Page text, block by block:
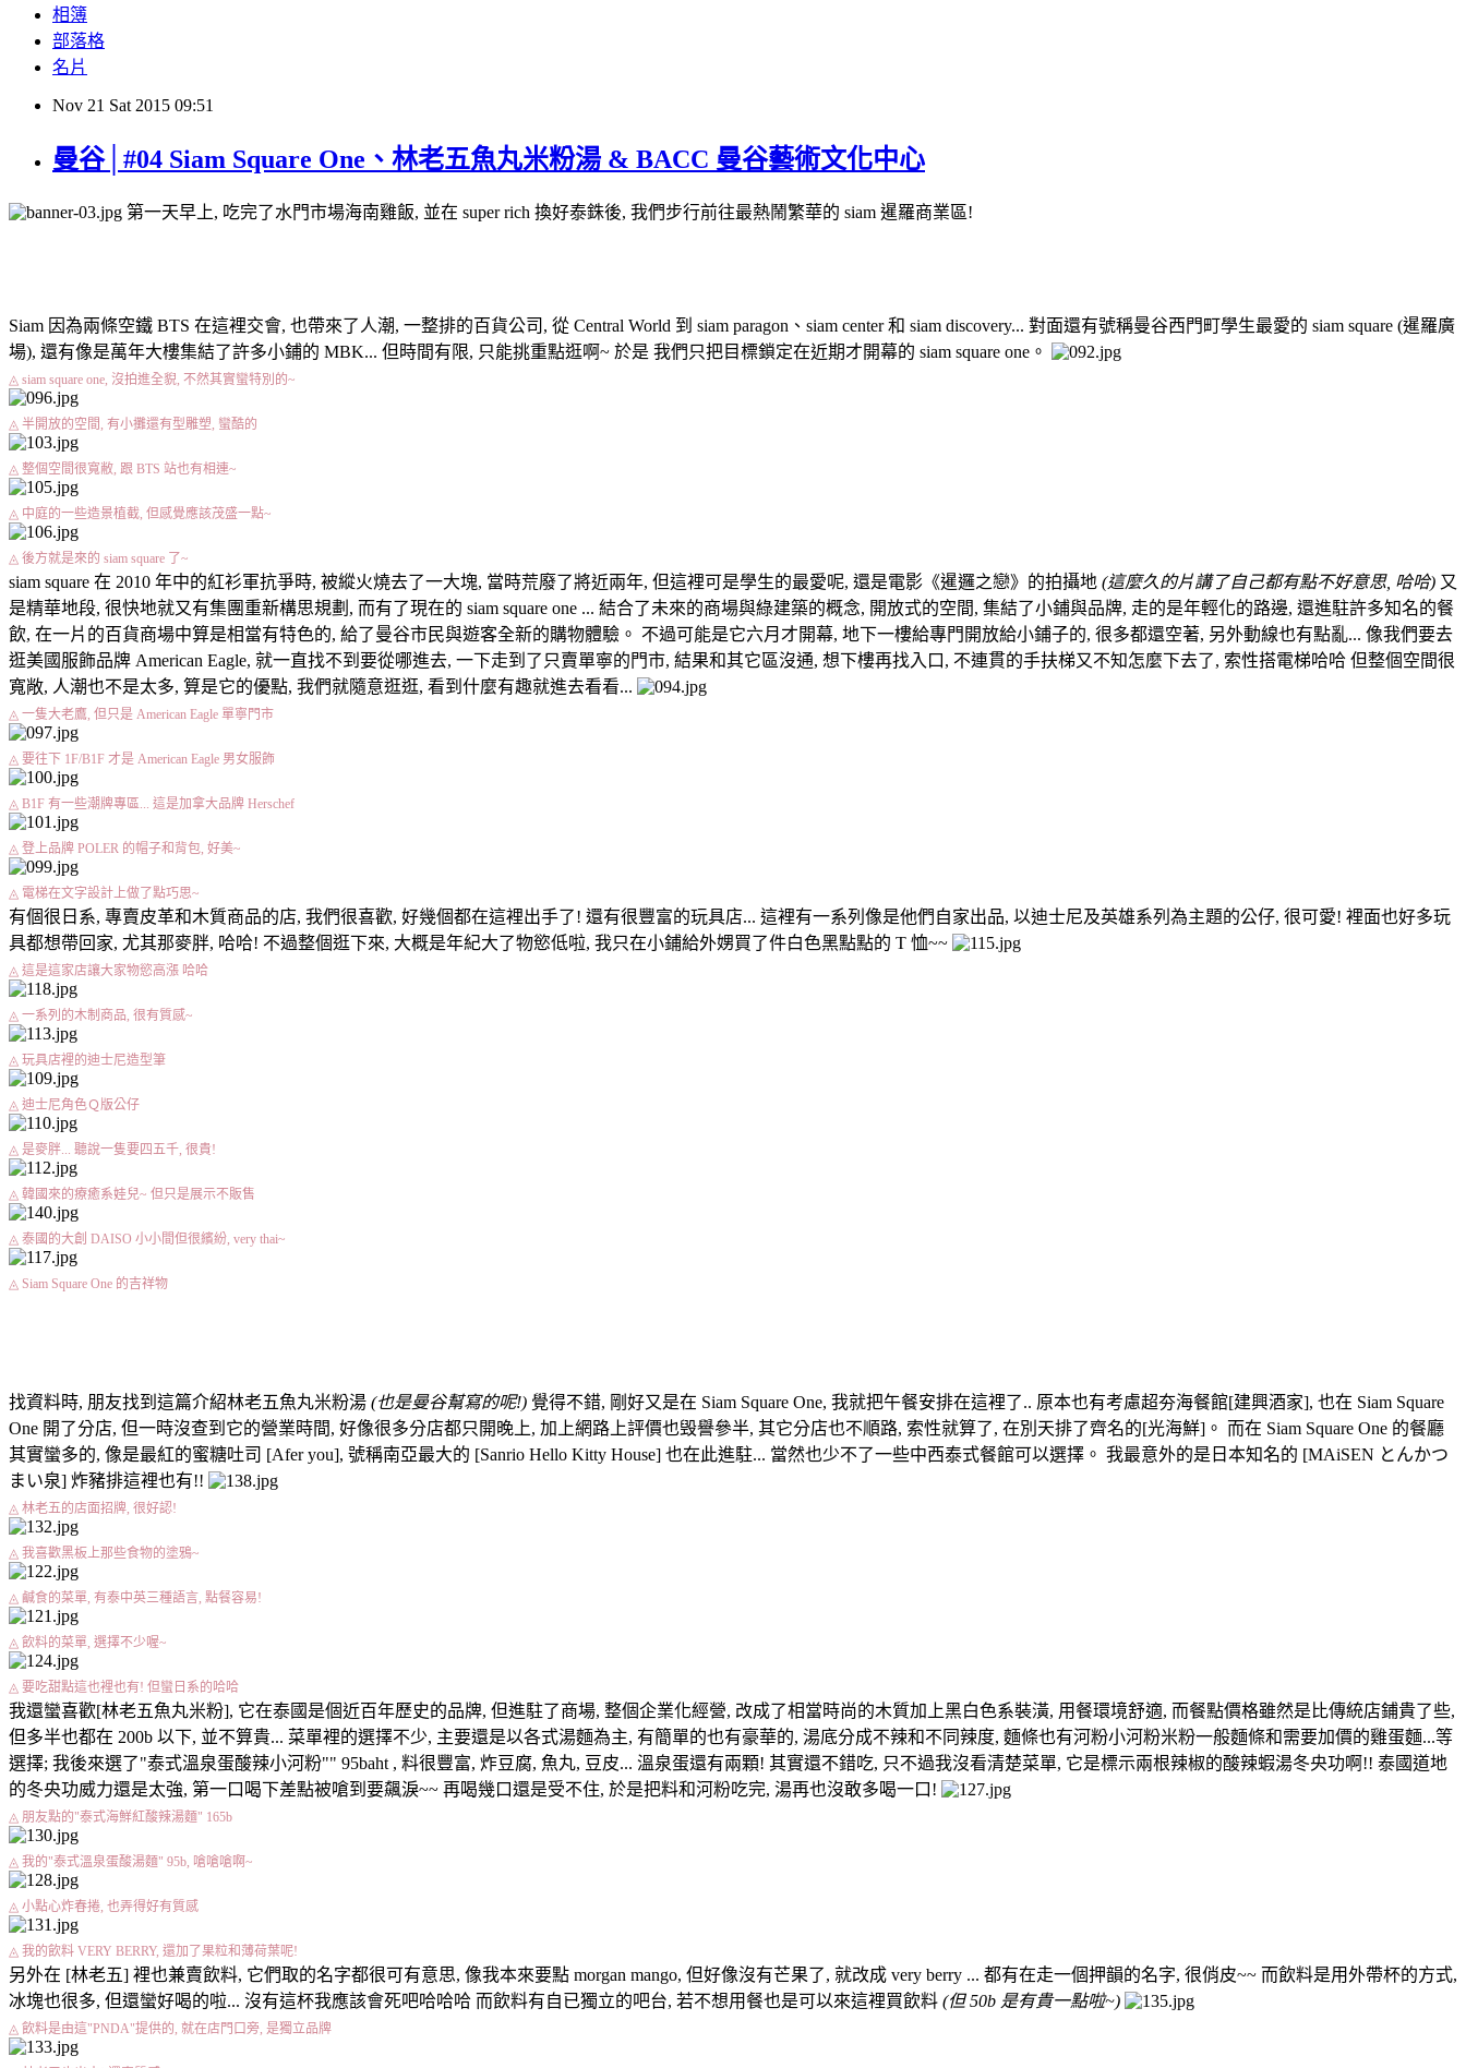
相簿
部落格
名片
Nov 21 Sat 2015 09:51
曼谷│#04 Siam Square One、林老五魚丸米粉湯 & BACC 曼谷藝術文化中心
第一天早上, 吃完了水門市場海南雞飯, 並在 super rich 換好泰銖後, 我們步行前往最熱鬧繁華的 siam 暹羅商業區!
Siam 因為兩條空鐵 BTS 在這裡交會, 也帶來了人潮, 一整排的百貨公司, 從 Central World 到 siam paragon、siam center 和 siam discovery... 對面還有號稱曼谷西門町學生最愛的 siam square (暹羅廣
場), 還有像是萬年大樓集結了許多小鋪的 MBK... 但時間有限, 只能挑重點逛啊~ 於是 我們只把目標鎖定在近期才開幕的 siam square one。
◬ siam square one, 沒拍進全貎, 不然其實蠻特別的~
◬ 半開放的空間, 有小攤還有型雕塑, 蠻酷的
◬ 整個空間很寬敝, 跟 BTS 站也有相連~
◬ 中庭的一些造景植截, 但感覺應該茂盛一點~
◬ 後方就是來的 siam square 了~
siam square 在 2010 年中的紅衫軍抗爭時, 被縱火燒去了一大塊, 當時荒廢了將近兩年, 但這裡可是學生的最愛呢, 還是電影《暹邏之戀》的拍攝地 (這麼久的片講了自己都有點不好意思, 哈哈) 又
是精華地段, 很快地就又有集團重新構思規劃, 而有了現在的 siam square one ... 結合了未來的商場與綠建築的概念, 開放式的空間, 集結了小鋪與品牌, 走的是年輕化的路邊, 還進駐許多知名的餐
飲, 在一片的百貨商場中算是相當有特色的, 給了曼谷市民與遊客全新的購物體驗。 不過可能是它六月才開幕, 地下一樓給專門開放給小鋪子的, 很多都還空著, 另外動線也有點亂... 像我們要去
逛美國服飾品牌 American Eagle, 就一直找不到要從哪進去, 一下走到了只賣單寧的門市, 結果和其它區沒通, 想下樓再找入口, 不連貫的手扶梯又不知怎麼下去了, 索性搭電梯哈哈 但整個空間很
寬敞, 人潮也不是太多, 算是它的優點, 我們就隨意逛逛, 看到什麼有趣就進去看看...
◬ 一隻大老鷹, 但只是 American Eagle 單寧門市
◬ 要往下 1F/B1F 才是 American Eagle 男女服飾
◬ B1F 有一些潮牌專區... 這是加拿大品牌 Herschef
◬ 登上品牌 POLER 的帽子和背包, 好美~
◬ 電梯在文字設計上做了點巧思~
有個很日系, 專賣皮革和木質商品的店, 我們很喜歡, 好幾個都在這裡出手了! 還有很豐富的玩具店... 這裡有一系列像是他們自家出品, 以迪士尼及英雄系列為主題的公仔, 很可愛! 裡面也好多玩
具都想帶回家, 尤其那麥胖, 哈哈! 不過整個逛下來, 大概是年紀大了物慾低啦, 我只在小鋪給外娚買了件白色黑點點的 T 恤~~
◬ 這是這家店讓大家物慾高漲 哈哈
◬ 一系列的木制商品, 很有質感~
◬ 玩具店裡的迪士尼造型筆
◬ 迪士尼角色Ｑ版公仔
◬ 是麥胖... 聽說一隻要四五千, 很貴!
◬ 韓國來的療癒系娃兒~ 但只是展示不販售
◬ 泰國的大創 DAISO 小小間但很繽紛, very thai~
◬ Siam Square One 的吉祥物
找資料時, 朋友找到這篇介紹林老五魚丸米粉湯 (也是曼谷幫寫的呢!) 覺得不錯, 剛好又是在 Siam Square One, 我就把午餐安排在這裡了.. 原本也有考慮超夯海餐館[建興酒家], 也在 Siam Square
One 開了分店, 但一時沒查到它的營業時間, 好像很多分店都只開晚上, 加上網路上評價也毁譽參半, 其它分店也不順路, 索性就算了, 在別天排了齊名的[光海鮮]。 而在 Siam Square One 的餐廳
其實蠻多的, 像是最紅的蜜糖吐司 [Afer you], 號稱南亞最大的 [Sanrio Hello Kitty House] 也在此進駐... 當然也少不了一些中西泰式餐館可以選擇。 我最意外的是日本知名的 [MAiSEN とんかつ
まい泉] 炸豬排這裡也有!!
◬ 林老五的店面招牌, 很好認!
◬ 我喜歡黑板上那些食物的塗鴉~
◬ 鹹食的菜單, 有泰中英三種語言, 點餐容易!
◬ 飲料的菜單, 選擇不少喔~
◬ 要吃甜點這也裡也有! 但蠻日系的哈哈
我還蠻喜歡[林老五魚丸米粉], 它在泰國是個近百年歷史的品牌, 但進駐了商場, 整個企業化經營, 改成了相當時尚的木質加上黑白色系裝潢, 用餐環境舒適, 而餐點價格雖然是比傳統店鋪貴了些,
但多半也都在 200b 以下, 並不算貴... 菜單裡的選擇不少, 主要還是以各式湯麵為主, 有簡單的也有豪華的, 湯底分成不辣和不同辣度, 麵條也有河粉小河粉米粉一般麵條和需要加價的雞蛋麵...等
選擇; 我後來選了"泰式溫泉蛋酸辣小河粉"" 95baht , 料很豐富, 炸豆腐, 魚丸, 豆皮... 溫泉蛋還有兩顆! 其實還不錯吃, 只不過我沒看清楚菜單, 它是標示兩根辣椒的酸辣蝦湯冬央功啊!! 泰國道地
的冬央功威力還是太強, 第一口喝下差點被嗆到要飆淚~~ 再喝幾口還是受不住, 於是把料和河粉吃完, 湯再也沒敢多喝一口!
◬ 朋友點的"泰式海鮮紅酸辣湯麵" 165b
◬ 我的"泰式溫泉蛋酸湯麵" 95b, 嗆嗆嗆啊~
◬ 小點心炸春捲, 也弄得好有質感
◬ 我的飲料 VERY BERRY, 還加了果粒和薄荷葉呢!
另外在 [林老五] 裡也兼賣飲料, 它們取的名字都很可有意思, 像我本來要點 morgan mango, 但好像沒有芒果了, 就改成 very berry ... 都有在走一個押韻的名字, 很俏皮~~ 而飲料是用外帶杯的方式,
冰塊也很多, 但還蠻好喝的啦... 沒有這杯我應該會死吧哈哈哈 而飲料有自已獨立的吧台, 若不想用餐也是可以來這裡買飲料 (但 50b 是有貴一點啦~)
◬ 飲料是由這"PNDA"提供的, 就在店門口旁, 是獨立品牌